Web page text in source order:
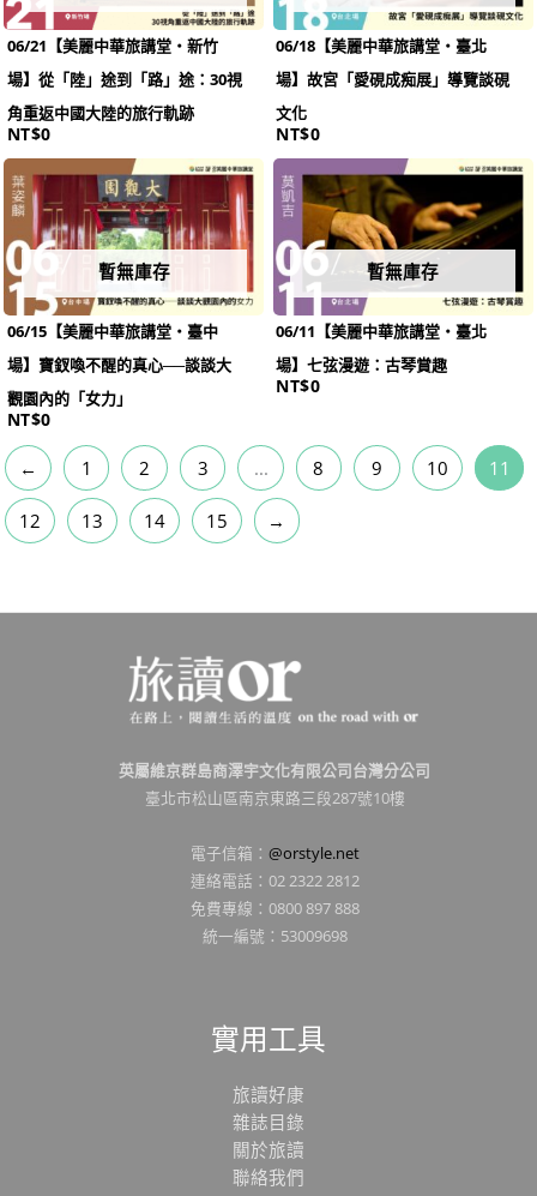
06/21【美麗中華旅講堂‧新竹
場】從「陸」途到「路」途：30視
角重返中國大陸的旅行軌跡
NT$0
06/18【美麗中華旅講堂‧臺北
場】故宮「愛硯成痴展」導覽談硯
文化
NT$0
暫無庫存
06/15【美麗中華旅講堂‧臺中
場】寶釵喚不醒的真心──談談大
觀園內的「女力」
NT$0
暫無庫存
06/11【美麗中華旅講堂‧臺北
場】七弦漫遊：古琴賞趣
NT$0
← 1 2 3 ... 8 9 10 11
12 13 14 15 →
英屬維京群島商澤宇文化有限公司台灣分公司
臺北市松山區南京東路三段287號10樓
電子信箱： @orstyle.net
連絡電話：02 2322 2812
免費專線：0800 897 888
統一編號：53009698
實用工具
旅讀好康
雜誌目錄
關於旅讀
聯絡我們